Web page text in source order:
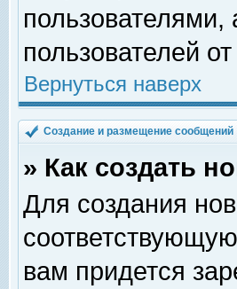
пользователей
Вернуться наверх
Создание и размещение сообщений
» Как создать
Для создания
вам придется